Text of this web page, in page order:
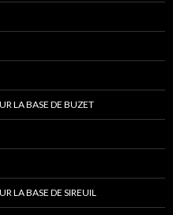
LA BASE DE BUZET
LA BASE DE SIREUIL